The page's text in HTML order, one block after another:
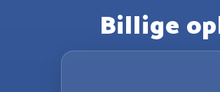
Billige